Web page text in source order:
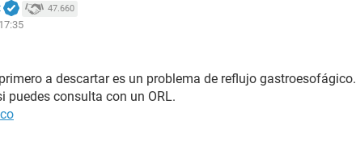
47.660
a descartar es un problema de reflujo gastroesofágico.
puedes consulta con un ORL.